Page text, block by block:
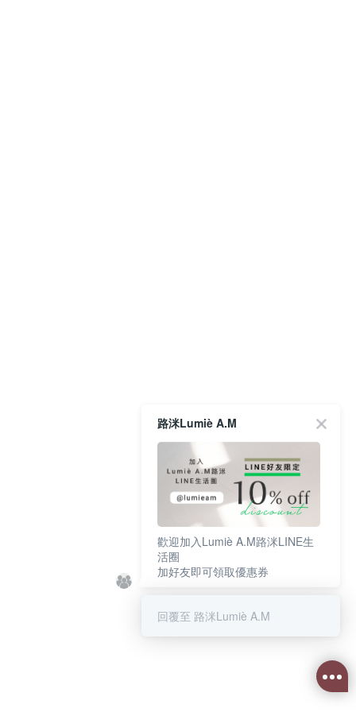
路洣Lumiè A.M
歡迎加入Lumiè A.M路洣LINE生
活圈
加好友即可領取優惠券
回覆至 路洣Lumiè A.M